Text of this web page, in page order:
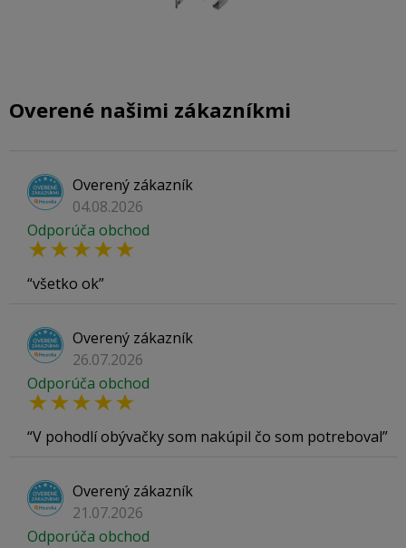
Overené našimi zákazníkmi
Overený zákazník
04.08.2026
Odporúča obchod
všetko ok
Overený zákazník
26.07.2026
Odporúča obchod
V pohodlí obývačky som nakúpil čo som potreboval
Overený zákazník
21.07.2026
Odporúča obchod